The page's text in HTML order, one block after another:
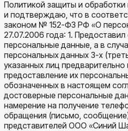
Политикой защиты и
и подтверждаю, что в
законом № 152-ФЗ РФ «О
27.07.2006 года: 1.
персональные данные, а в
персональных данных 3-х
указанных лиц предварительно
предоставление их
обозначенных в настоящем
достоверные персональные
намерение на получение
обращения (письмо,
представителей ООО «Синий